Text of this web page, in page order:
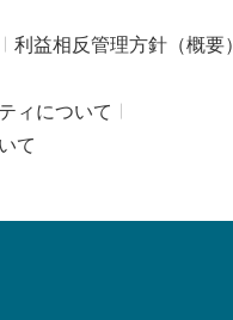
利益相反管理方針（概要）
ィについて
て